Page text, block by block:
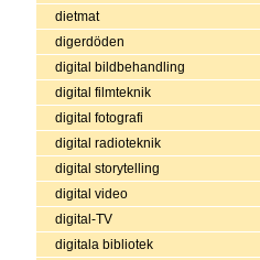
dietmat
digerdöden
digital bildbehandling
digital filmteknik
digital fotografi
digital radioteknik
digital storytelling
digital video
digital-TV
digitala bibliotek